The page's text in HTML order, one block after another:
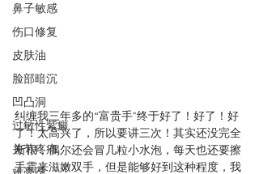
鼻子敏感
伤口修复
皮肤油
脸部暗沉
凹凸洞
过敏性紫癜
关节疼痛
纠缠我三年多的“富贵手”终于好了！好了！好
了！太高兴了，所以要讲三次！其实还没完全
断根，偶尔还会冒几粒小水泡，每天也还要擦
手霜来滋嫩双手，但是能够好到这种程度，我